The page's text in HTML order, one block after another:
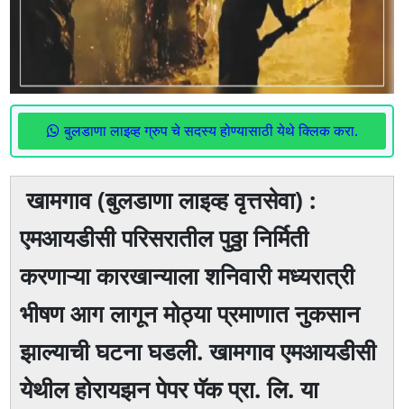
बुलडाणा लाइव्ह ग्रुप चे सदस्य होण्यासाठी येथे क्लिक करा.
खामगाव (बुलडाणा लाइव्ह वृत्तसेवा) :
एमआयडीसी परिसरातील पुठ्ठा निर्मिती
करणाऱ्या कारखान्याला शनिवारी मध्यरात्री
भीषण आग लागून मोठ्या प्रमाणात नुकसान
झाल्याची घटना घडली. खामगाव एमआयडीसी
येथील होरायझन पेपर पॅक प्रा. लि. या